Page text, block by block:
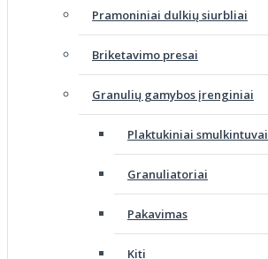
Pramoniniai dulkių siurbliai
Briketavimo presai
Granulių gamybos įrenginiai
Plaktukiniai smulkintuvai
Granuliatoriai
Pakavimas
Kiti